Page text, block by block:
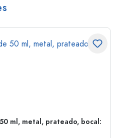
ml, metal, prateado, bocal: